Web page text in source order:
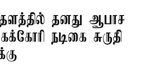
தனது ஆபாச
நடிகை சுருதி